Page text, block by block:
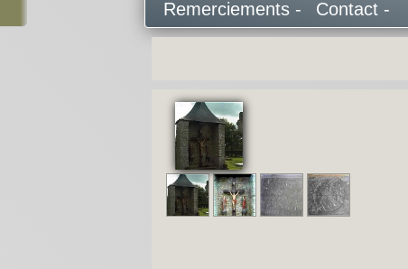
Remerciements -
Contact -